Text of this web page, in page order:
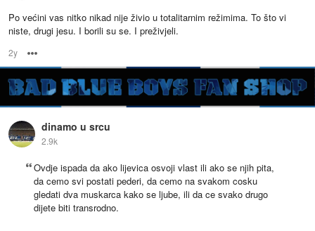
Po većini vas nitko nikad nije živio u totalitarnim režimima. To što vi
niste, drugi jesu. I borili su se. I preživjeli.
2y
dinamo u srcu
2.9k
Ovdje ispada da ako lijevica osvoji vlast ili ako se njih pita,
da cemo svi postati pederi, da cemo na svakom cosku
gledati dva muskarca kako se ljube, ili da ce svako drugo
dijete biti transrodno.